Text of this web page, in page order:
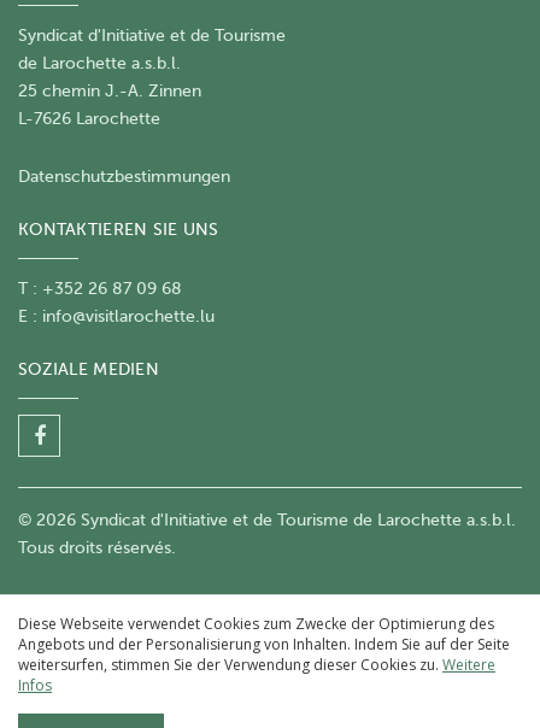
Syndicat d'Initiative et de Tourisme
de Larochette a.s.b.l.
25 chemin J.-A. Zinnen
L-7626 Larochette
Datenschutzbestimmungen
KONTAKTIEREN SIE UNS
T : +352 26 87 09 68
E : info@visitlarochette.lu
SOZIALE MEDIEN
© 2026 Syndicat d'Initiative et de Tourisme de Larochette a.s.b.l.
Tous droits réservés.
Diese Webseite verwendet Cookies zum Zwecke der Optimierung des
Angebots und der Personalisierung von Inhalten. Indem Sie auf der Seite
weitersurfen, stimmen Sie der Verwendung dieser Cookies zu. Weitere
Infos